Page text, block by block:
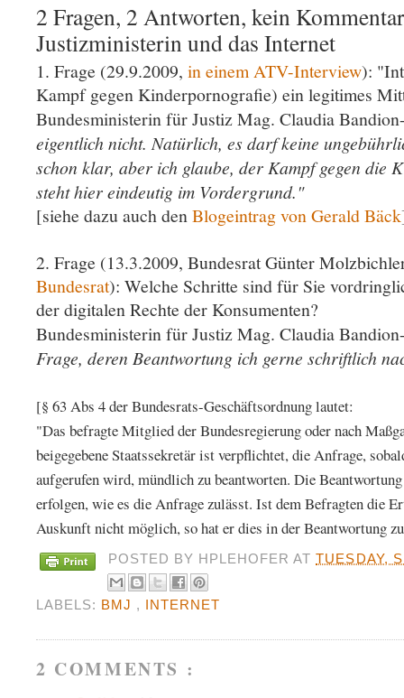
2 Fragen, 2 Antworten, kein
Justizministerin und das Internet
1. Frage (29.9.2009, in einem ATV-Interview):
Kampf gegen Kinderpornografie) ein legitimes
Bundesministerin für Justiz Mag. Claudia
eigentlich nicht. Natürlich, es darf keine
schon klar, aber ich glaube, der Kampf gegen die
steht hier eindeutig im Vordergrund."
[siehe dazu auch denBlogeintrag von Gerald Bäck
2. Frage (13.3.2009, Bundesrat Günter
Bundesrat): Welche Schritte sind für Sie
der digitalen Rechte der Konsumenten?
Bundesministerin für Justiz Mag. Claudia
Frage, deren Beantwortung ich gerne schriftlich
[§ 63 Abs 4 der Bundesrats-Geschäftsordnung lautet:
"Das befragte Mitglied der Bundesregierung oder nach
beigegebene Staatssekretär ist verpflichtet, die Anfrage,
aufgerufen wird, mündlich zu beantworten. Die
erfolgen, wie es die Anfrage zulässt. Ist dem Befragten die
Auskunft nicht möglich, so hat er dies in der Beantwortung
POSTED BY HPLEHOFERATTUESDAY,
LABELS: BMJ , INTERNET
2 COMMENTS :